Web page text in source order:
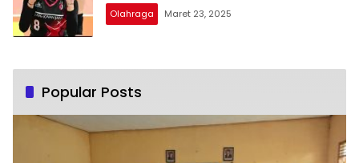
Olahraga Maret 23, 2025
Popular Posts